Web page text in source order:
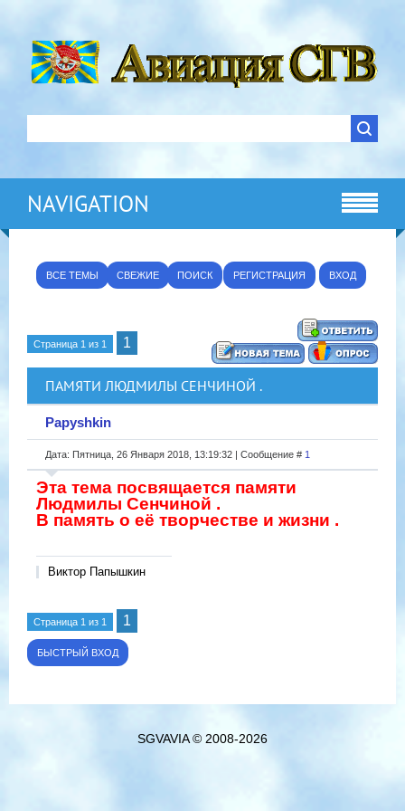
NAVIGATION
ВСЕ ТЕМЫ СВЕЖИЕ ПОИСК РЕГИСТРАЦИЯ ВХОД
Страница 1 из 1 1
ПАМЯТИ ЛЮДМИЛЫ СЕНЧИНОЙ .
Papyshkin
Дата: Пятница, 26 Января 2018, 13:19:32 | Сообщение # 1
Эта тема посвящается памяти
Людмилы Сенчиной .
В память о её творчестве и жизни .
Виктор Папышкин
Страница 1 из 1 1
SGVAVIA © 2008-2026